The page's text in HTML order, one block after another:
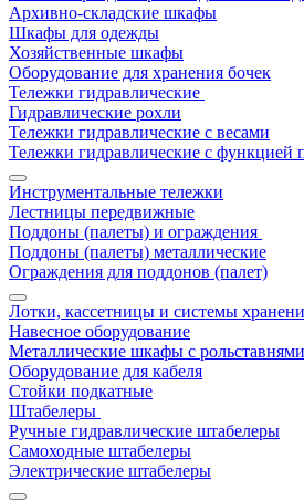
Архивно-складские шкафы
Шкафы для одежды
Хозяйственные шкафы
Оборудование для хранения бочек
Тележки гидравлические
Гидравлические рохли
Тележки гидравлические с весами
Тележки гидравлические с функцией
Инструментальные тележки
Лестницы передвижные
Поддоны (палеты) и ограждения
Поддоны (палеты) металлические
Ограждения для поддонов (палет)
Лотки, кассетницы и системы
Навесное оборудование
Металлические шкафы с
Оборудование для кабеля
Стойки подкатные
Штабелеры
Ручные гидравлические штабелеры
Самоходные штабелеры
Электрические штабелеры